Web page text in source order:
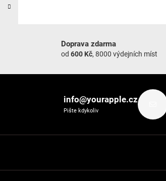
Doprava zdarma
od 600 Kč, 8000 výdejních míst
info@yourapple.cz
Pište kdykoliv